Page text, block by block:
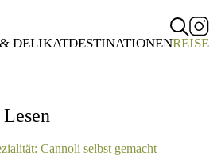
DELIKATDESTINATIONENREISE
Cannoli selbst gemacht